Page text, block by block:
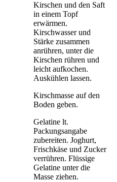
Kirschen und den Saft
in einem Topf
erwärmen.
Kirschwasser und
Stärke zusammen
anrühren, unter die
Kirschen rühren und
leicht aufkochen.
Auskühlen lassen.
Kirschmasse auf den
Boden geben.
Gelatine lt.
Packungsangabe
zubereiten. Joghurt,
Frischkäse und Zucker
verrühren. Flüssige
Gelatine unter die
Masse ziehen.